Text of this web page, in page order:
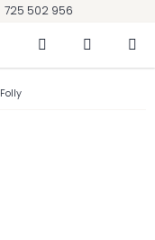
725 502 956
Hledat NÁKUPNÍ
KOŠÍK
Folly